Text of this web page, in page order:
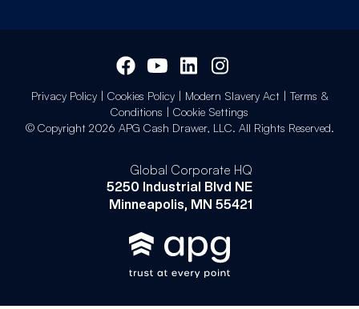
Privacy Policy| Cookies Policy| Modern Slavery Act| Terms &
Conditions | Cookie Settings
© Copyright 2026 APG Cash Drawer, LLC. All Rights Reserved.
Global Corporate HQ
5250 Industrial Blvd NE
Minneapolis, MN 55421